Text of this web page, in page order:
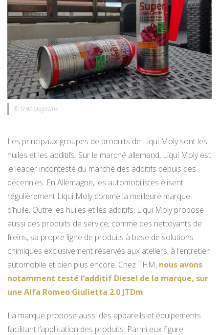
© THM Magazine
Les principaux groupes de produits de Liqui Moly sont les
huiles et les additifs. Sur le marché allemand, Liqui Moly est
le leader incontesté du marché des additifs depuis des
décennies. En Allemagne, les automobilistes élisent
régulièrement Liqui Moly comme la meilleure marque
d’huile. Outre les huiles et les additifs, Liqui Moly propose
aussi des produits de service, comme des nettoyants de
freins, sa propre ligne de produits à base de solutions
chimiques exclusivement réservés aux ateliers, à l’entretien
automobile et bien plus encore. Chez THM, nous avons
notamment testé l’additif Diesel de la marque, sur
une Alfa Romeo Giulietta 2.0 JTDm.
La marque propose aussi des appareils et équipements
facilitant l’application des produits. Parmi eux figure